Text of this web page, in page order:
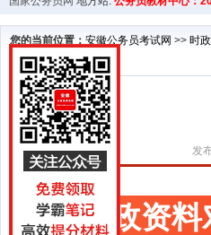
您的当前位置： 安徽公务员考试网 >> 时
发
时政资料